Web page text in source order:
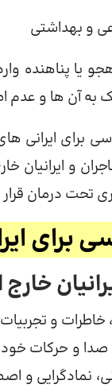
و بهداشتی
یا پناهنده
آن ها و عدم
برای ایرانی
و
تحت درمان
برای
و تجربیات
و حرکات خود
نمادگرایی و